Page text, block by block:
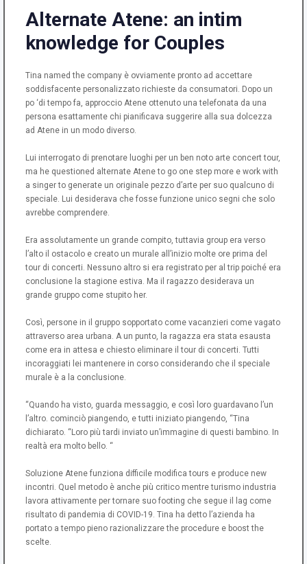
Alternate Atene: an intim
knowledge for Couples
Tina named the company è ovviamente pronto ad accettare
soddisfacente personalizzato richieste da consumatori. Dopo un
po ‘di tempo fa, approccio Atene ottenuto una telefonata da una
persona esattamente chi pianificava suggerire alla sua dolcezza
ad Atene in un modo diverso.
Lui interrogato di prenotare luoghi per un ben noto arte concert tour,
ma he questioned alternate Atene to go one step more e work with
a singer to generate un originale pezzo d’arte per suo qualcuno di
speciale. Lui desiderava che fosse funzione unico segni che solo
avrebbe comprendere.
Era assolutamente un grande compito, tuttavia group era verso
l’alto il ostacolo e creato un murale all’inizio molte ore prima del
tour di concerti. Nessuno altro si era registrato per al trip poiché era
conclusione la stagione estiva. Ma il ragazzo desiderava un
grande gruppo come stupito her.
Così, persone in il gruppo sopportato come vacanzieri come vagato
attraverso area urbana. A un punto, la ragazza era stata esausta
come era in attesa e chiesto eliminare il tour di concerti. Tutti
incoraggiati lei mantenere in corso considerando che il speciale
murale è a la conclusione.
“Quando ha visto, guarda messaggio, e così loro guardavano l’un
l’altro. cominciò piangendo, e tutti iniziato piangendo, “Tina
dichiarato. “Loro più tardi inviato un’immagine di questi bambino. In
realtà era molto bello. “
Soluzione Atene funziona difficile modifica tours e produce new
incontri. Quel metodo è anche più critico mentre turismo industria
lavora attivamente per tornare suo footing che segue il lag come
risultato di pandemia di COVID-19. Tina ha detto l’azienda ha
portato a tempo pieno razionalizzare the procedure e boost the
scelte.